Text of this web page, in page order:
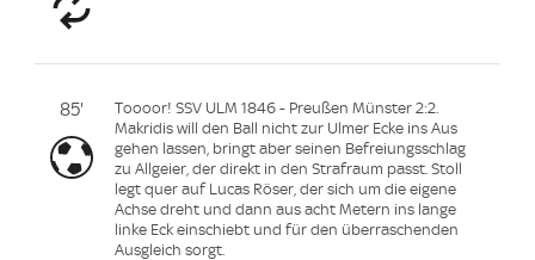
85'
Toooor! SSV ULM 1846 - Preußen Münster 2:2.
Makridis will den Ball nicht zur Ulmer Ecke ins Aus
gehen lassen, bringt aber seinen Befreiungsschlag
zu Allgeier, der direkt in den Strafraum passt. Stoll
legt quer auf Lucas Röser, der sich um die eigene
Achse dreht und dann aus acht Metern ins lange
linke Eck einschiebt und für den überraschenden
Ausgleich sorgt.